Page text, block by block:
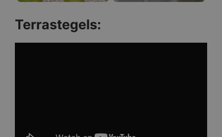
Terrastegels: